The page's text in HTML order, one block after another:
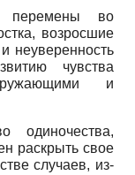
перемены во
возросшие
неуверенность
чувства
и
одиночества,
раскрыть свое
случаев, из-